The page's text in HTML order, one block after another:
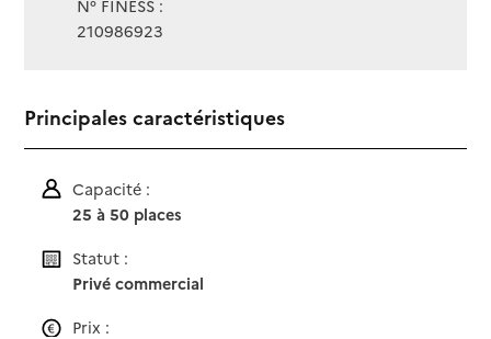
N° FINESS :
210986923
Principales caractéristiques
Capacité :
25 à 50 places
Statut :
Privé commercial
Prix :